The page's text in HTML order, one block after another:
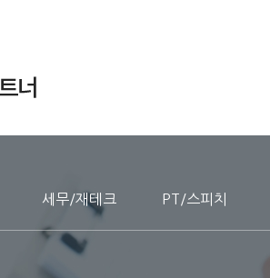
세무/재테크 PT/스피치